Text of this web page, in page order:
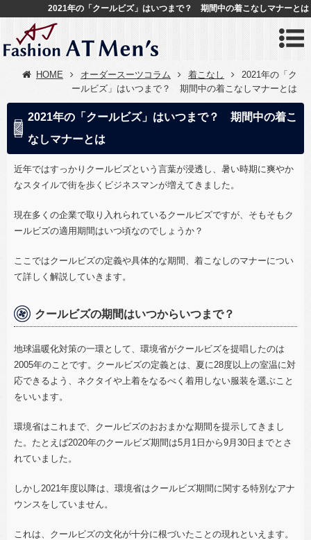
2021年の「クールビズ」はいつまで？ 期間中の着こなしマナーとは
HOME オーダースーツコラム 着こなし
2021年の「ク
ールビズ」はいつまで？ 期間中の着こなしマナーとは
2021年の「クールビズ」はいつまで？ 期間中の着こ
なしマナーとは
近年ではすっかりクールビズという言葉が浸透し、暑い時期に爽やか
なスタイルで街を歩くビジネスマンが増えてきました。
現在多くの企業で取り入れられているクールビズですが、そもそもク
ールビズの適用期間はいつ頃なのでしょうか？
ここではクールビズの定義や具体的な期間、着こなしのマナーについ
て詳しく解説していきます。
クールビズの期間はいつからいつまで？
地球温暖化対策の一環として、環境省がクールビズを提唱したのは
2005年のことです。クールビズの定義とは、夏に 28度以上の室温に対
応できるよう、ネクタイや上着をなるべく着用しない服装を選ぶこと
をいいます。
環境省はこれまで、クールビズのおおまかな期間を提示してきまし
た。たとえば2020年のクールビズ期間は5 月 1 日から9 月 30 日までとさ
れていました。
しかし 2021 年度以降は、環境省はクールビズ期間に関する特別なアナ
ウンスをしていません。
これは、クールビズの文化が十分に根づいたことの現れといえます。